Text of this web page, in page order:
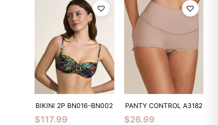
BIKINI 2P BN016-BN002
$117.99
PANTY CONTROL A3182
$26.99